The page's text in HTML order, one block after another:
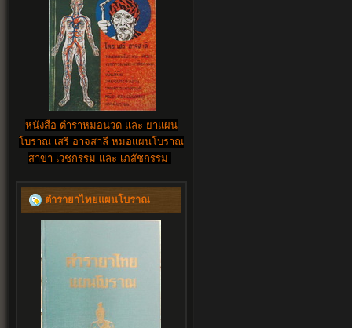
หนังสือ ตำราหมอนวด และ ยาแผน
โบราณ เสรี อาจสาลี หมอแผนโบราณ
สาขา เวชกรรม และ เภสัชกรรม
ตำรายาไทยแผนโบราณ